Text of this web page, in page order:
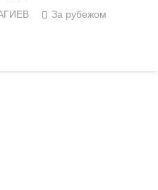
За рубежом